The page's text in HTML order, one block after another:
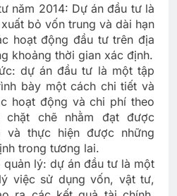
năm 2014: Dự án đầu tư là
bỏ vốn trung và dài hạn
hoạt động đầu tư trên địa
khoảng thời gian xác định.
dự án đầu tư là một tập
bày một cách chi tiết và
hoạt động và chi phí theo
chặt chẽ nhằm đạt được
và thực hiện được những
trong tương lai.
lý: dự án đầu tư là một
việc sử dụng vốn, vật tư,